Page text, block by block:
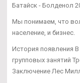
Батайск - Болденол
Мы понимаем, что
население, и бизнес.
История появления
групповых занятий
Заключение Лес